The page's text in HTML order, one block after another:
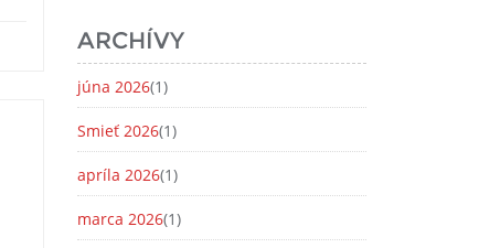
ARCHÍVY
júna 2026(1)
Smieť 2026(1)
apríla 2026(1)
marca 2026(1)